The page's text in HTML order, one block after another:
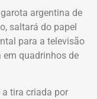
argentina de
saltará do papel
para a televisão
quadrinhos de
a tira criada por